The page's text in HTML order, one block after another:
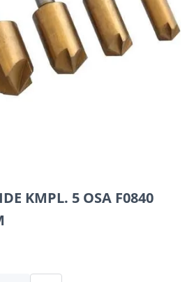
KMPL. 5 OSA F0840